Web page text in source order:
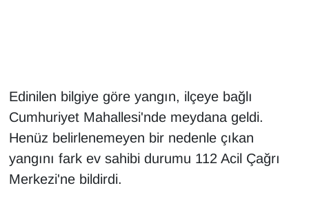
Edinilen bilgiye göre yangın, ilçeye bağlı
Cumhuriyet Mahallesi'nde meydana geldi.
Henüz belirlenemeyen bir nedenle çıkan
yangını fark ev sahibi durumu 112 Acil Çağrı
Merkezi'ne bildirdi.
Haber
HABERDE İNSAN
İngilizce